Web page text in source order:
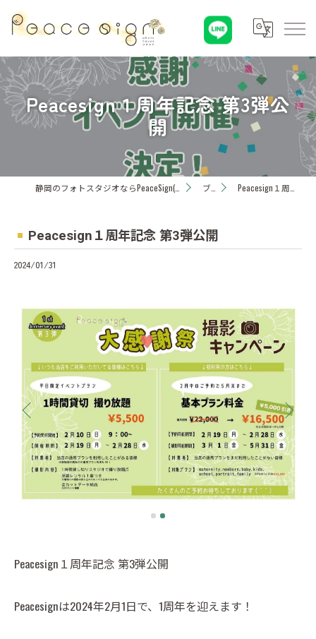
Peacesign１周年記念 第3弾公
開
ブログ Peacesign１周年記念 第3弾公開
Peacesign１周年記念 第3弾公開
2024/01/31
Peacesign１周年記念 第3弾公開
Peacesignは2024年2月1日で、1周年を迎えます！